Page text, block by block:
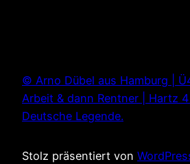
© Arno Dübel aus Hamburg |
Arbeit & dann Rentner | Hartz
Deutsche Legende.
Stolz präsentiert von